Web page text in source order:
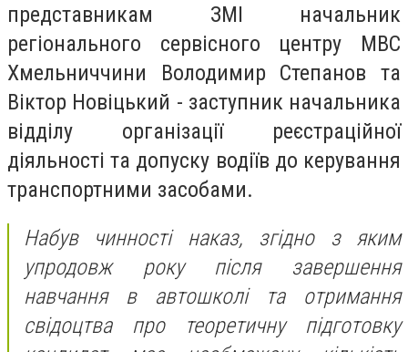
представникам ЗМІ начальник
регіонального сервісного центру МВС
Хмельниччини Володимир Степанов та
Віктор Новіцький - заступник начальника
відділу організації реєстраційної
діяльності та допуску водіїв до керування
транспортними засобами.
Набув чинності наказ, згідно з яким
упродовж року після завершення
навчання в автошколі та отримання
свідоцтва про теоретичну підготовку